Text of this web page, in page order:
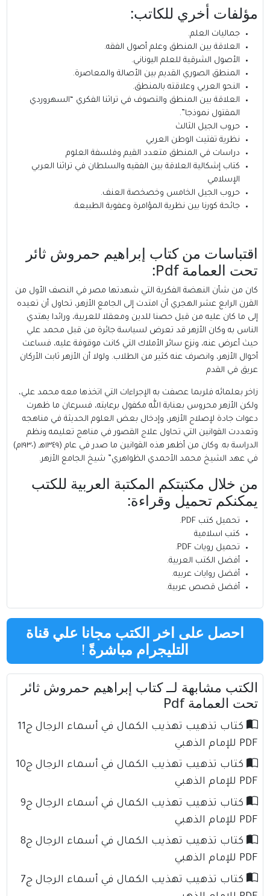
مؤلفات أخري للكاتب:
جماليات العلم.
العلاقة بين المنطق وعلم أصول الفقه.
الأصول الشرقية للعلم اليوناني.
المنطق الصوري القديم بين الأصالة والمعاصرة.
النحو العربي وعلاقته بالمنطق.
العلاقة بين المنطق والتصوف في تراثنا الفكري “السهروردي
المقتول نموذجا”.
حروب الجيل الثالث
نظرية تفتيت الوطن العربي
دراسات في المنطق متعدد القيم وفلسفة العلوم
كتاب إشكالية العلاقة بين الفقيه والسلطان في تراثنا العربي
الإسلامي
حروب الجيل الخامس وخصخصة العنف.
جائحة كورنا بين نظرية المؤامرة وعفوية الطبيعة.
اقتباسات من كتاب إبراهيم حمروش ثائر
تحت العمامة Pdf:
كان من شأن النهضة الفكرية التي شهدتها مصر في النصف الأول من
القرن الرابع عشر الهجري أن امتدت إلى الجامع الأزهر، تحاول أن تعيده
إلى ما كان عليه من قبل حصنا للدين ومعقلا للعربية، ورائدا يهتدي
الناس به وكان الأزهر قد تعرض لسياسة جائرة من قبل محمد علي
حيث أعرض عنه، ونزع سائر الأملاك التي كانت موقوفة عليه، فساعت
أحوال الأزهر، وانصرف عنه كثير من الطلاب. ولولا أن الأزهر ثابت الأركان
عريق في القدم
زاخر بعلمائه فلربما عصفت به الإجراءات التي اتخذها معه محمد علي،
ولكن الأزهر محروس بعناية الله مكفول برعايته، فسرعان ما ظهرت
دعوات جادة لإصلاح الأزهر، وإدخال بعض العلوم الحديثة في مناهجه
وتعددت القوانين التي تحاول علاج القصور في مناهج تعليمه ونظم
الدراسة به. وكان من أظهر هذه القوانين ما صدر في عام (١٣٤٩هـ (١٩٣٠م)
في عهد الشيخ محمد الأحمدي الظواهري” شيخ الجامع الأزهر.
من خلال مكتبتكم المكتبة العربية للكتب
يمكنكم تحميل وقراءة:
تحميل كتب PDF.
كتب اسلامية
تحميل رويات PDF.
أفضل الكتب العربية.
أفضل روايات عربيه.
أفضل قصص عربية.
احصل على اخر الكتب مجانا علي قناة
التليجرام مباشرةً !
الكتب مشابهة لــ كتاب إبراهيم حمروش ثائر
تحت العمامة Pdf
كتاب تذهيب تهذيب الكمال في أسماء الرجال ج11
PDF للإمام الذهبي
كتاب تذهيب تهذيب الكمال في أسماء الرجال ج10
PDF للإمام الذهبي
كتاب تذهيب تهذيب الكمال في أسماء الرجال ج9
PDF للإمام الذهبي
كتاب تذهيب تهذيب الكمال في أسماء الرجال ج8
PDF للإمام الذهبي
كتاب تذهيب تهذيب الكمال في أسماء الرجال ج7